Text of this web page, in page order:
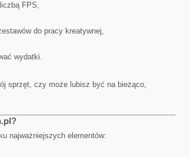
FPS,
do pracy kreatywnej,
wydatki.
sprzęt, czy może lubisz być na bieżąco,
najważniejszych elementów: